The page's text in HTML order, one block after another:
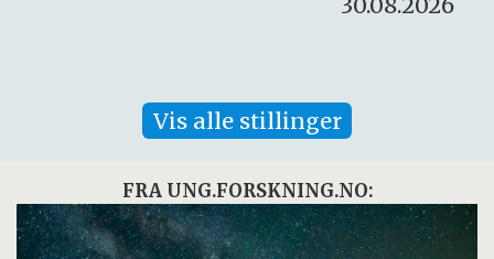
Vis alle stillinger
FRA UNG.FORSKNING.NO: